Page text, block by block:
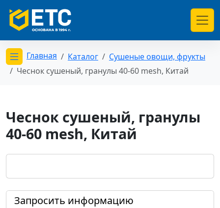
Открыть меню категорий
Главная Каталог
Сушеные овощи, фрукты
Чеснок сушеный, гранулы 40-60 mesh, Китай
Чеснок сушеный, гранулы
40-60 mesh, Китай
Запросить информацию